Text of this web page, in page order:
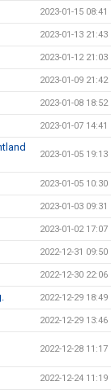
2023-01-15 08:41
2023-01-13 21:43
2023-01-12 21:03
2023-01-09 21:42
2023-01-08 18:52
2023-01-07 14:41
2023-01-05 19:13
2023-01-05 10:30
2023-01-03 09:31
2023-01-02 17:07
2022-12-31 09:50
2022-12-30 22:06
2022-12-29 18:49
2022-12-29 13:46
2022-12-28 11:17
2022-12-24 11:19